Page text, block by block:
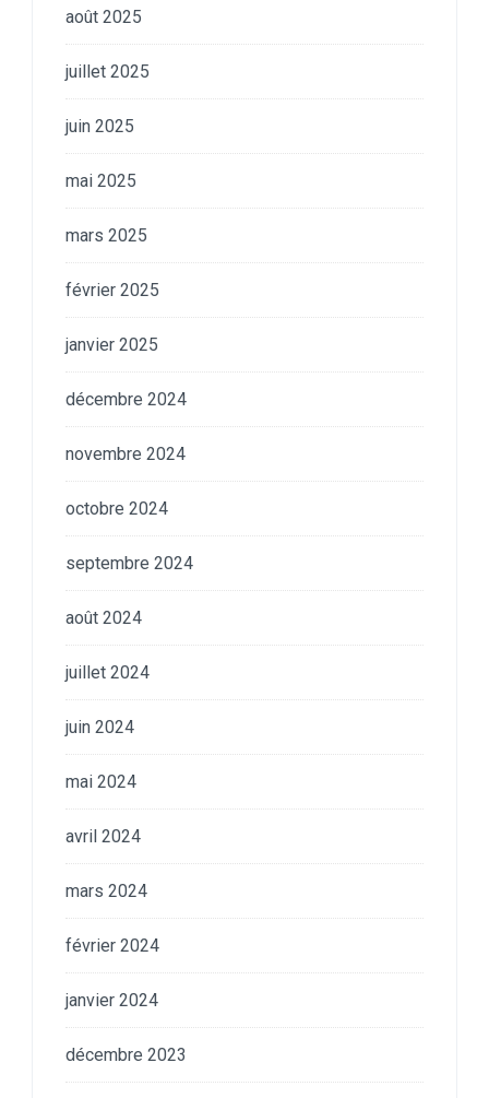
août 2025
juillet 2025
juin 2025
mai 2025
mars 2025
février 2025
janvier 2025
décembre 2024
novembre 2024
octobre 2024
septembre 2024
août 2024
juillet 2024
juin 2024
mai 2024
avril 2024
mars 2024
février 2024
janvier 2024
décembre 2023